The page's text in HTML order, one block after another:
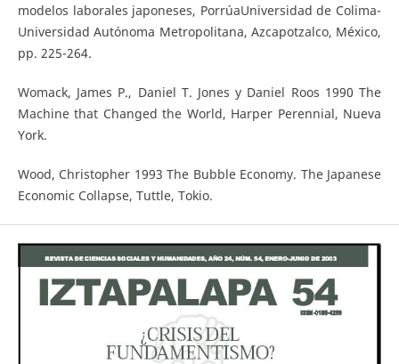
modelos laborales japoneses, PorrúaUniversidad de Colima-
Universidad Autónoma Metropolitana, Azcapotzalco, México,
pp. 225-264.
Womack, James P., Daniel T. Jones y Daniel Roos 1990 The
Machine that Changed the World, Harper Perennial, Nueva
York.
Wood, Christopher 1993 The Bubble Economy. The Japanese
Economic Collapse, Tuttle, Tokio.